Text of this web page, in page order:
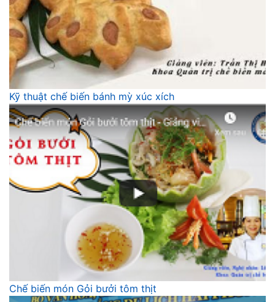
Kỹ thuật chế biến bánh mỳ xúc xích
Chế biến món Gỏi bưởi tôm thịt